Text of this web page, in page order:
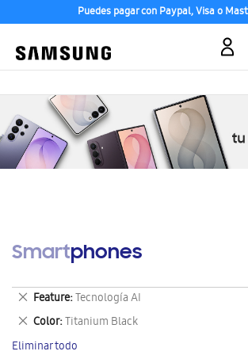
Puedes pagar con Paypal, Visa o
Smartphones
Feature Tecnología AI
Eliminar
este
artículo
Color Titanium Black
Eliminar
este
Eliminar todo